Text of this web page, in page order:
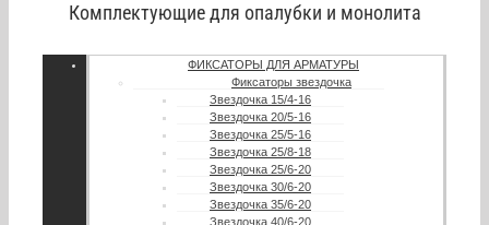
Комплектующие для опалубки и монолита
ФИКСАТОРЫ ДЛЯ АРМАТУРЫ
Фиксаторы звездочка
Звездочка 15/4-16
Звездочка 20/5-16
Звездочка 25/5-16
Звездочка 25/8-18
Звездочка 25/6-20
Звездочка 30/6-20
Звездочка 35/6-20
Звездочка 40/6-20